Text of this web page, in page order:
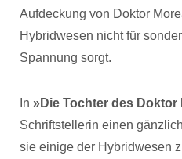
Aufdeckung von Doktor
Hybridwesen nicht für
Spannung sorgt.
In »Die Tochter des Doktor
Schriftstellerin einen
sie einige der Hybridwesen